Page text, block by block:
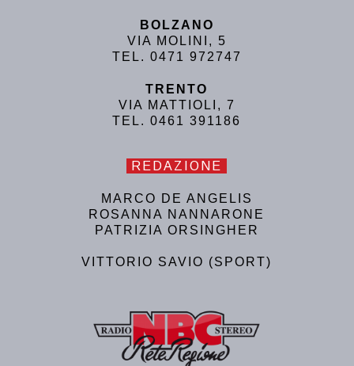
BOLZANO
VIA MOLINI, 5
TEL. 0471 972747
TRENTO
VIA MATTIOLI, 7
TEL. 0461 391186
REDAZIONE
MARCO DE ANGELIS
ROSANNA NANNARONE
PATRIZIA ORSINGHER
VITTORIO SAVIO (SPORT)